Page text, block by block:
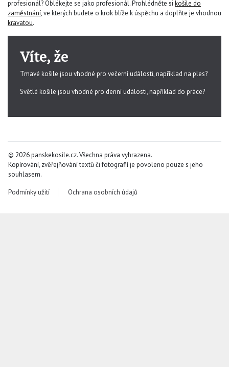
profesionál? Oblékejte se jako profesionál. Prohlédněte si košile do
zaměstnání, ve kterých budete o krok blíže k úspěchu a doplňte je vhodnou
kravatou.
Víte, že
Tmavé košile jsou vhodné pro večerní události, například na ples?
Světlé košile jsou vhodné pro denní události, například do práce?
© 2026 panskekosile.cz. Všechna práva vyhrazena.
Kopírování, zvěřejňování textů či fotografií je povoleno pouze s jeho
souhlasem.
Podmínky užití Ochrana osobních údajů